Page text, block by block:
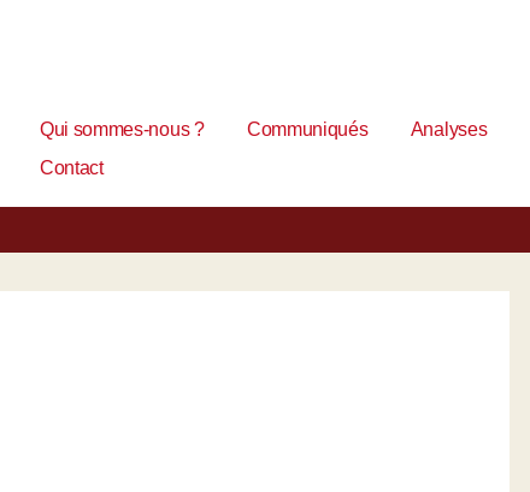
Qui sommes-nous ? Communiqués Analyses
Contact